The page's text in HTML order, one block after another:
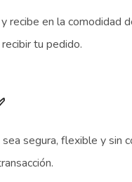
recibe en la comodidad
tu pedido.
segura, flexible y